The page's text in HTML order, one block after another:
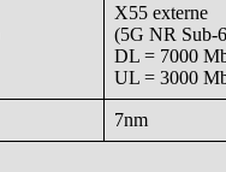
X55 externe
(5G NR Sub-
DL = 7000
UL = 3000
7nm